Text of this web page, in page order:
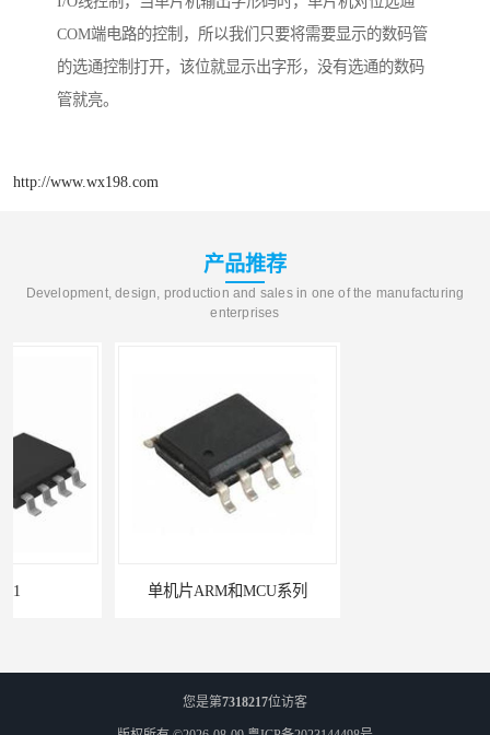
COM端电路的控制，所以我们只要将需要显示的数码管
的选通控制打开，该位就显示出字形，没有选通的数码
管就亮。
http://www.wx198.com
产品推荐
Development, design, production and sales in one of the manufacturing
enterprises
单机片ARM和MCU系列
您是第7318217位访客